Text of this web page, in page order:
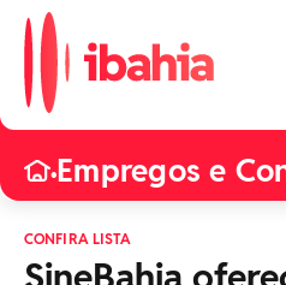
•Empregos e
CONFIRA LISTA